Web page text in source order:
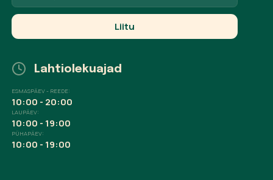
Lahtiolekuajad
ESMASPÄEV - REEDE:
10:00 - 20:00
LAUPÄEV:
10:00 - 19:00
PÜHAPÄEV:
10:00 - 19:00